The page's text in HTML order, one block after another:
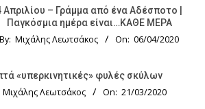
Απριλίου – Γράμμα από ένα Αδέσποτο |
Παγκόσμια ημέρα είναι…ΚΑΘΕ ΜΕΡΑ
By: Μιχάλης Λεωτσάκος On: 06/04/2020
«υπερκινητικές» φυλές σκύλων
Μιχάλης Λεωτσάκος On: 21/03/2020